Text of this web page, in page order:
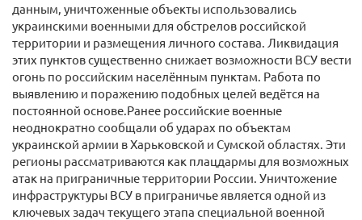
данным, уничтоженные объекты использовались
украинскими военными для обстрелов российской
территории и размещения личного состава. Ликвидация
этих пунктов существенно снижает возможности ВСУ вести
огонь по российским населённым пунктам. Работа по
выявлению и поражению подобных целей ведётся на
постоянной основе.Ранее российские военные
неоднократно сообщали об ударах по объектам
украинской армии в Харьковской и Сумской областях. Эти
регионы рассматриваются как плацдармы для возможных
атак на приграничные территории России. Уничтожение
инфраструктуры ВСУ в приграничье является одной из
ключевых задач текущего этапа специальной военной